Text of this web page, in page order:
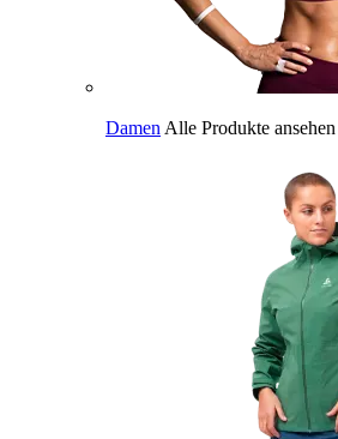
Damen Alle Produkte ansehen